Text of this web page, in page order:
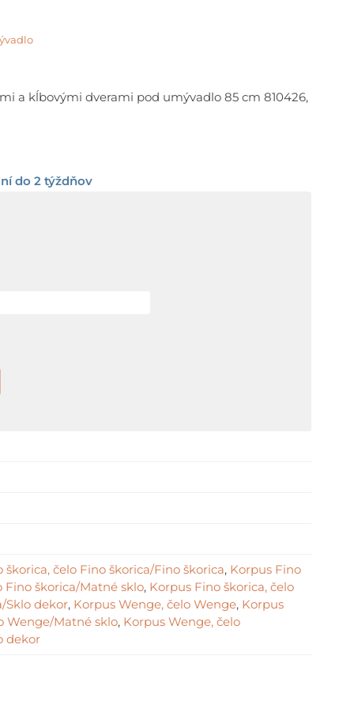
€
a kĺbovými dverami pod umývadlo 85 cm 810426,
do 2 týždňov
škorica, čelo Fino škorica/Fino škorica, Korpus Fino
Fino škorica/Matné sklo, Korpus Fino škorica, čelo
Sklo dekor, Korpus Wenge, čelo Wenge, Korpus
Wenge/Matné sklo, Korpus Wenge, čelo
dekor